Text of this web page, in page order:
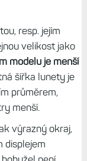
Forerunner
tloušťku, ale
nosí lépe; čím
se na ruce
hodinky mají
mí připadají